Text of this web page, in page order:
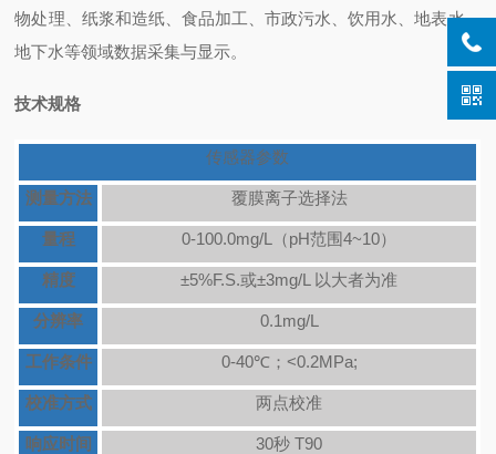
物处理、纸浆和造纸、食品加工、市政污水、饮用水、地表水、
地下水等领域数据采集与显示。
技术规格
传感器参数
测量方法 覆膜离子选择法
量程 0-100.0mg/L（pH范围4~10）
精度 ±5%F.S.或±3mg/L 以大者为准
分辨率 0.1mg/L
工作条件 0-40℃；<0.2MPa;
校准方式 两点校准
响应时间 30秒 T90